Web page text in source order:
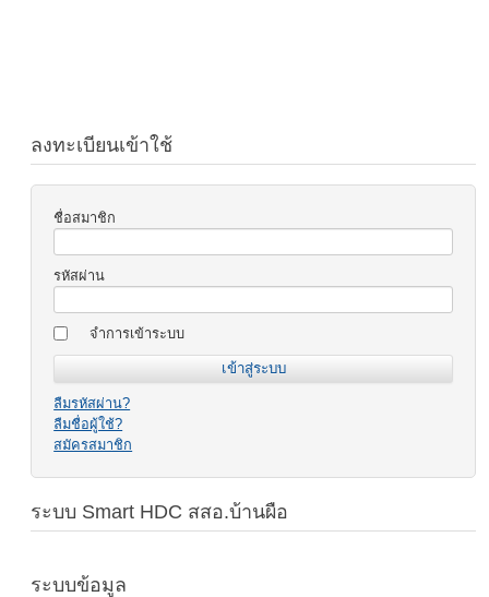
ลงทะเบียนเข้าใช้
ชื่อสมาชิก
รหัสผ่าน
จำการเข้าระบบ
ลืมรหัสผ่าน?
ลืมชื่อผู้ใช้?
สมัครสมาชิก
ระบบ Smart HDC สสอ.บ้านผือ
ระบบข้อมูล